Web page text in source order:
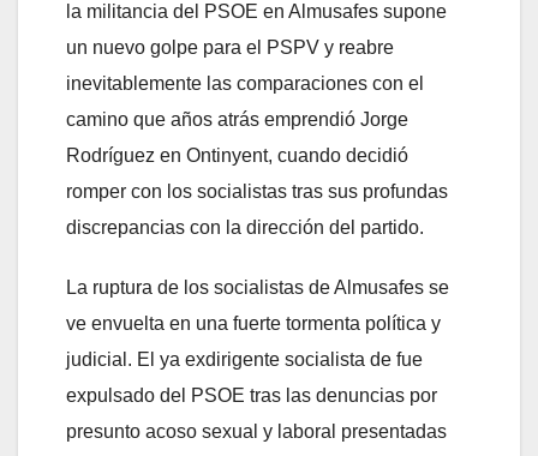
la militancia del PSOE en Almusafes supone
un nuevo golpe para el PSPV y reabre
inevitablemente las comparaciones con el
camino que años atrás emprendió Jorge
Rodríguez en Ontinyent, cuando decidió
romper con los socialistas tras sus profundas
discrepancias con la dirección del partido.
La ruptura de los socialistas de Almusafes se
ve envuelta en una fuerte tormenta política y
judicial. El ya exdirigente socialista de fue
expulsado del PSOE tras las denuncias por
presunto acoso sexual y laboral presentadas